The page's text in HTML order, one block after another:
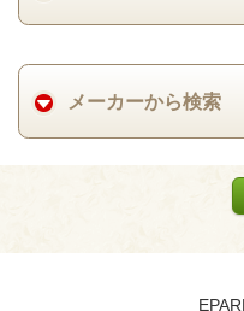
メーカーから検索